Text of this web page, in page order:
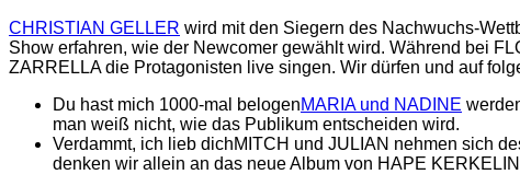
CHRISTIAN GELLER wird mit den Siegern des Nachwuchs-
Show erfahren, wie der Newcomer gewählt wird. Während bei
ZARRELLA die Protagonisten live singen. Wir dürfen und auf
Du hast mich 1000-mal belogenMARIA und NADINE
man weiß nicht, wie das Publikum entscheiden wird.
Verdammt, ich lieb dichMITCH und JULIAN nehmen sich
denken wir allein an das neue Album von HAPE